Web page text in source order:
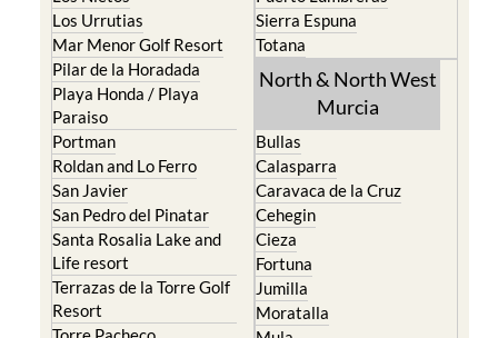
Roldan and Lo Ferro
San Javier
San Pedro del Pinatar
Santa Rosalia Lake and
Life resort
Terrazas de la Torre Golf
Resort
Torre Pacheco
Calasparra
Caravaca de la Cruz
Cehegin
Cieza
Jumilla
Moratalla
Mula
Yecla
Murcia Central
Abanilla
Abaran
Alcantarilla
Urbanisations
Camposol
Condado de Alhama
El Valle Golf Resort